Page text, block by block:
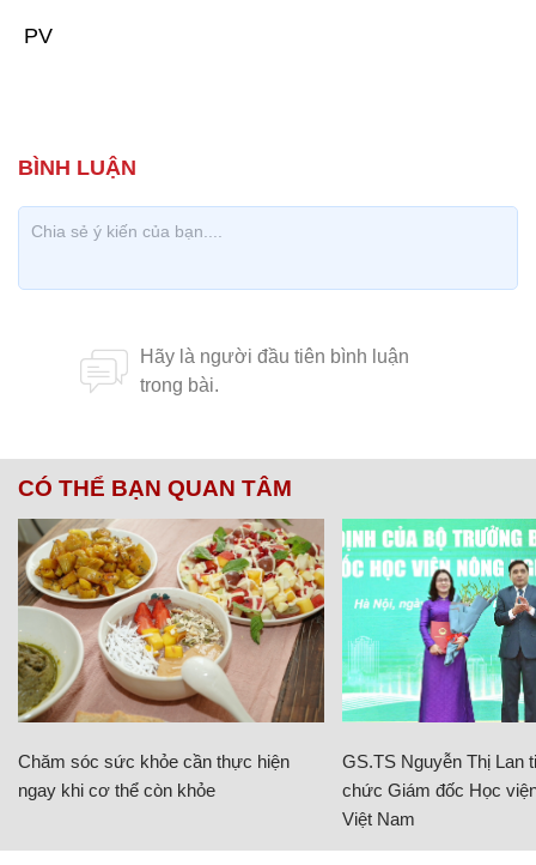
PV
CÓ THỂ BẠN QUAN TÂM
Chăm sóc sức khỏe cần thực hiện
ngay khi cơ thể còn khỏe
GS.TS Nguyễn Thị Lan
chức Giám đốc Học
Việt Nam